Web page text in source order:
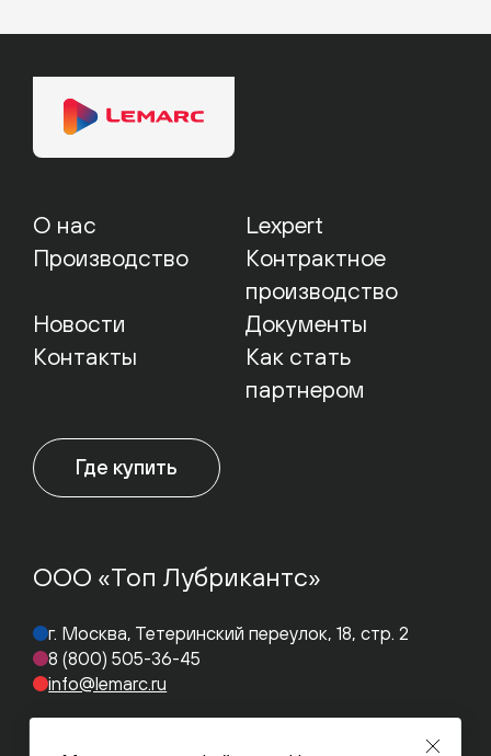
О нас
Lexpert
Производство
Контрактное
производство
Новости
Документы
Контакты
Как стать
партнером
Где купить
ООО «Топ Лубрикантс»
г. Москва, Тетеринский переулок, 18, стр. 2
8 (800) 505-36-45
info@lemarc.ru